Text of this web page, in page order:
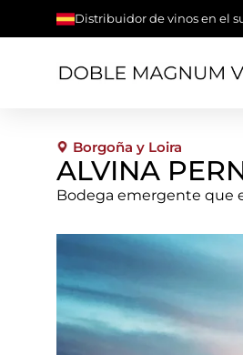
Distribuidor de vinos en el
Borgoña y Loira
ALVINA
Bodega emergente que